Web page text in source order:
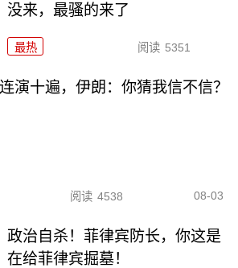
没来，最骚的来了
最热 阅读 5351
演十遍，伊朗：你猜我信不信？
阅读 4538 08-03
政治自杀！菲律宾防长，你这是
在给菲律宾掘墓！